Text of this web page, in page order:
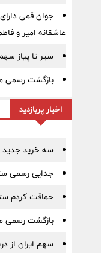
جوان قمی
عاشقانه امیر و
سیر تا پیاز
بازگشت رسمی
اخبار پربازدید
سه خرید جدید
جدایی رسمی
حماقت کردم
بازگشت رسمی
سهم ایران از